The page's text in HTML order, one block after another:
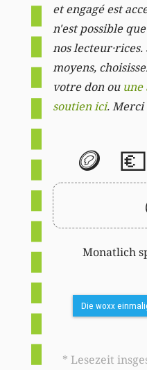
et engagé est
n'est possible
nos lecteur·rices.
moyens,
votre don ou
soutien ici. Merci
🪙 💶
Monatlich
Die woxx
* Lesezeit